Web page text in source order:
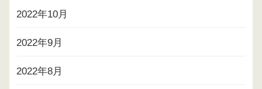
2022年10月
2022年9月
2022年8月